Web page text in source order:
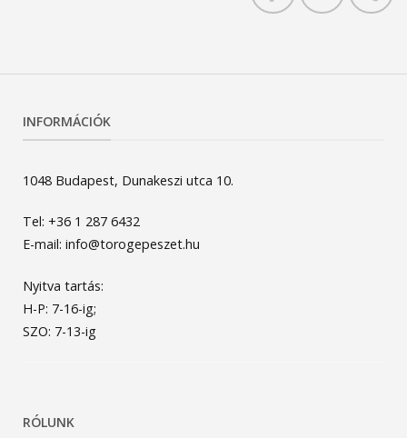
INFORMÁCIÓK
1048 Budapest, Dunakeszi utca 10.
Tel: +36 1 287 6432
E-mail: info@torogepeszet.hu
Nyitva tartás:
H-P: 7-16-ig;
SZO: 7-13-ig
RÓLUNK